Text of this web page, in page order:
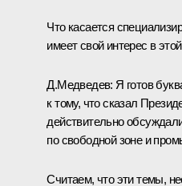
Что касается
имеет свой интерес в
Д.Медведев: Я готов
к тому, что сказал
действительно
по свободной зоне и
Считаем, что эти темы,